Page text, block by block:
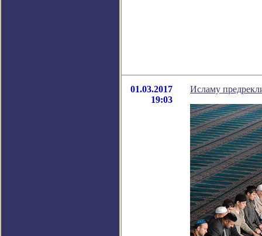
01.03.2017
19:03
Исламу